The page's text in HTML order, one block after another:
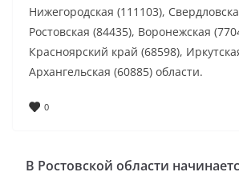
Нижегородская (111103),
Ростовская (84435), Воронежская
Красноярский край (68598),
Архангельская (60885) области.
0
В Ростовской области